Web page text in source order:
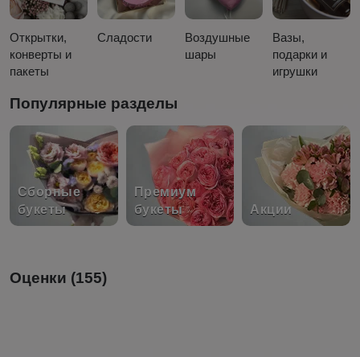
Открытки,
конверты и
пакеты
Сладости
Воздушные
шары
Вазы,
подарки и
игрушки
Популярные разделы
Сборные
букеты
Премиум
букеты
Акции
Оценки (155)